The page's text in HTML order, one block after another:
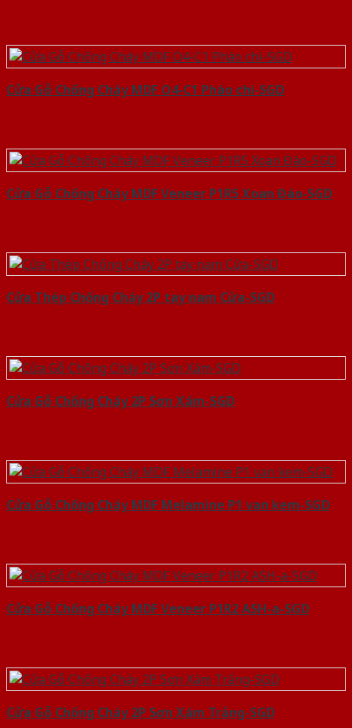
Cửa Gỗ Chống Cháy MDF O4-C1 Phào chi-SGD
Cửa Gỗ Chống Cháy MDF Veneer P1R5 Xoan Đào-SGD
Cửa Thép Chống Cháy 2P tay nam Cửa-SGD
Cửa Gỗ Chống Cháy 2P Sơn Xám-SGD
Cửa Gỗ Chống Cháy MDF Melamine P1 van kem-SGD
Cửa Gỗ Chống Cháy MDF Veneer P1R2 ASH-a-SGD
Cửa Gỗ Chống Cháy 2P Sơn Xám Trắng-SGD